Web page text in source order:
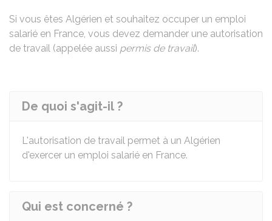
Si vous êtes Algérien et souhaitez occuper un emploi
salarié en France, vous devez demander une autorisation
de travail (appelée aussi permis de travail).
De quoi s'agit-il ?
L'autorisation de travail permet à un Algérien
d'exercer un emploi salarié en France.
Qui est concerné ?